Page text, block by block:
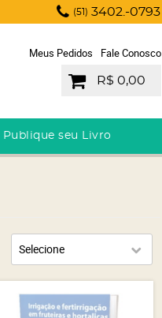
(51) 3402.-0793
Meus Pedidos Fale Conosco
R$ 0,00
Publique seu Livro
Selecione